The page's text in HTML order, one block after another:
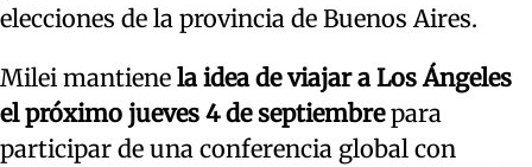
elecciones de la provincia de Buenos Aires.
Milei mantiene la idea de viajar a Los Ángeles
el próximo jueves 4 de septiembrepara
participar de una conferencia global con